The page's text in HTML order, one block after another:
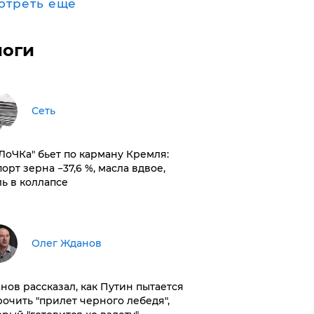
ещё
Сеть
бьет по карману Кремля:
зерна −37,6 %, масла вдвое,
в коллапсе
Олег Жданов
рассказал, как Путин пытается
"прилет черного лебедя",